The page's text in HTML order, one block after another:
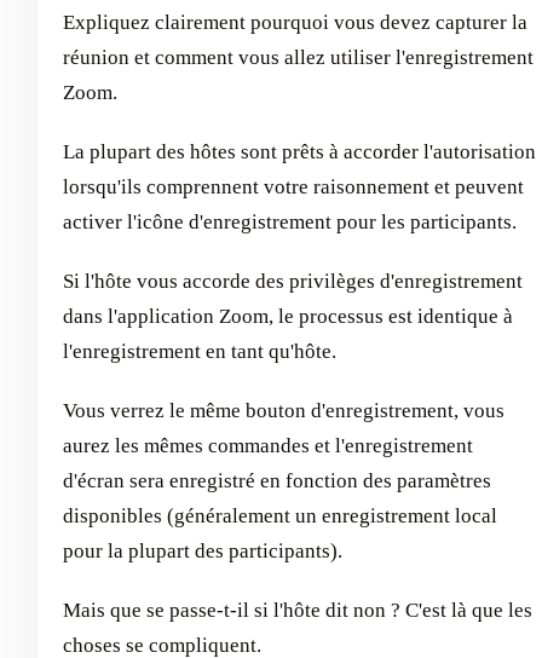
Expliquez clairement pourquoi vous devez capturer la
réunion et comment vous allez utiliser l'enregistrement
Zoom.
La plupart des hôtes sont prêts à accorder l'autorisation
lorsqu'ils comprennent votre raisonnement et peuvent
activer l'icône d'enregistrement pour les participants.
Si l'hôte vous accorde des privilèges d'enregistrement
dans l'application Zoom, le processus est identique à
l'enregistrement en tant qu'hôte.
Vous verrez le même bouton d'enregistrement, vous
aurez les mêmes commandes et l'enregistrement
d'écran sera enregistré en fonction des paramètres
disponibles (généralement un enregistrement local
pour la plupart des participants).
Mais que se passe-t-il si l'hôte dit non ? C'est là que les
choses se compliquent.